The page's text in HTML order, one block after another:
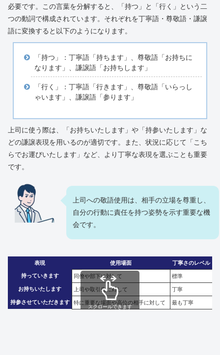
必要です。この言葉を分解すると、「持つ」と「行く」という二
つの動詞で構成されています。それぞれを丁寧語・尊敬語・謙譲
語に変換すると以下のようになります。
「持つ」：丁寧語「持ちます」、尊敬語「お持ちに
なります」、謙譲語「お持ちします」
「行く」：丁寧語「行きます」、尊敬語「いらっし
ゃいます」、謙譲語「参ります」
上司に使う際は、「お持ちいたします」や「持参いたします」な
どの謙譲表現を用いるのが適切です。また、状況に応じて「こち
らでお運びいたします」など、より丁寧な表現を選ぶことも重要
です。
上司への敬語使用は、相手の立場を尊重し、
自分の行動に責任を持つ姿勢を示す重要な機
会です。
表現 使用場面 丁寧さのレベル
持っていきます 同僚や部下に対して 標準
お持ちいたします 上司や取引先に対して 丁寧
持参させていただきます 特に重要な場面や高位の相手に対して 最も丁寧
スクロールできます